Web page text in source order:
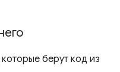
берут код из